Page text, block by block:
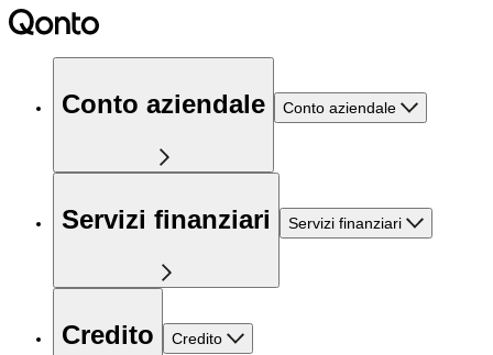
Conto aziendale Conto aziendale
Servizi finanziari Servizi finanziari
Credito Credito